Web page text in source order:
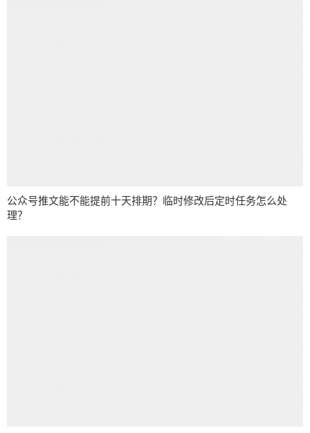
公众号推文能不能提前十天排期？临时修改后定时任务怎么处
理？